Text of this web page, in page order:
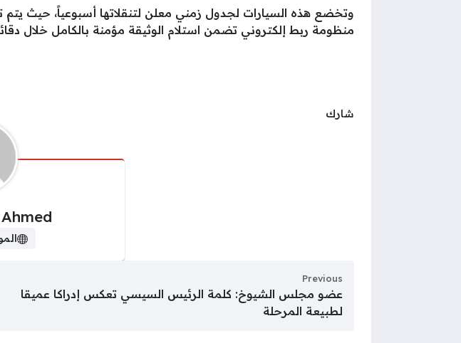
وتخضع هذه السيارات لجدول زمني معلن لتنقلاتها أسبوعياً، حيث يتم
منظومة ربط إلكتروني تضمن استلام الوثيقة مؤمنة بالكامل خلال
شارك
Previous
عضو مجلس الشيوخ: كلمة الرئيس السيسي تعكس إدراكا عميقا
لطبيعة المرحلة